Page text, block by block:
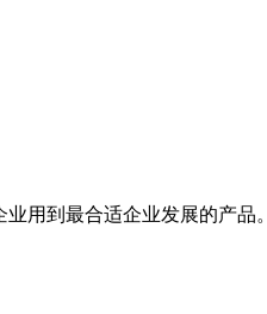
用到最合适企业发展的产品。